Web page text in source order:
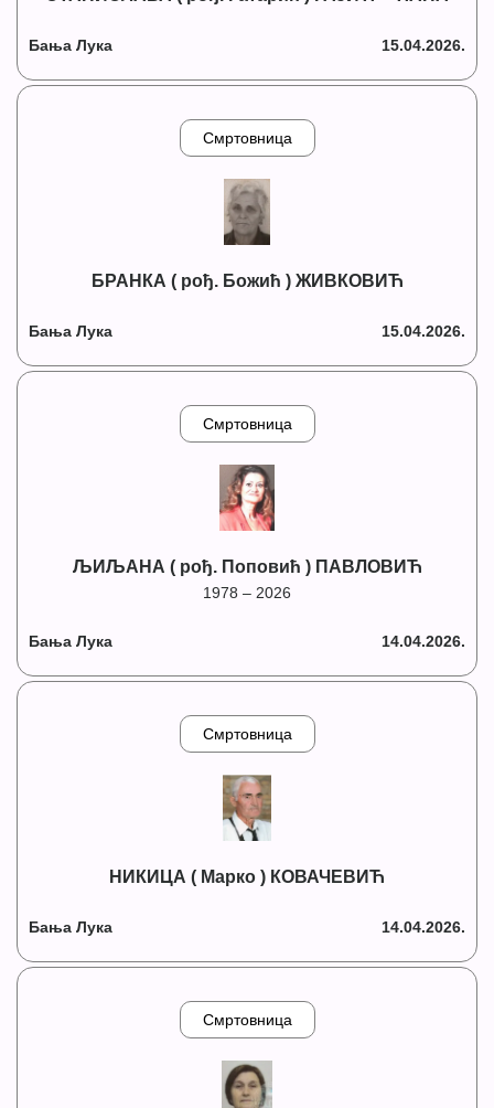
Бања Лука 15.04.2026.
Смртовница
БРАНКА ( рођ. Божић ) ЖИВКОВИЋ
Бања Лука 15.04.2026.
Смртовница
ЉИЉАНА ( рођ. Поповић ) ПАВЛОВИЋ
1978 – 2026
Бања Лука 14.04.2026.
Смртовница
НИКИЦА ( Марко ) КОВАЧЕВИЋ
Бања Лука 14.04.2026.
Смртовница